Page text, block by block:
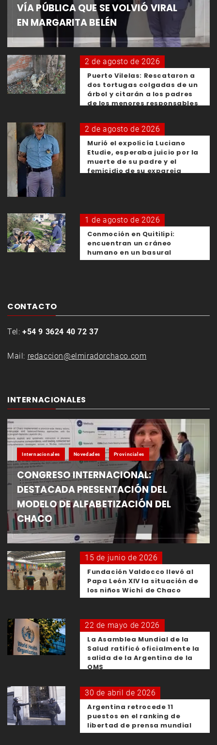
VÍA PÚBLICA QUE SE VOLVIÓ VIRAL
EN MARGARITA BELÉN
2 de agosto de 2026
Puerto Vilelas: Rescataron a
dos tortugas colgadas de un
árbol y citarán a los padres
de los menores responsables
2 de agosto de 2026
Murió el expolicía Luciano
Etudie, esperaba juicio por la
muerte de su padre y el
femicidio de su expareja
1 de agosto de 2026
Conmoción en Quitilipi:
encuentran un cráneo
humano en un basural
CONTACTO
Tel: +54 9 3624 40 72 37
Mail: redaccion@elmiradorchaco.com
INTERNACIONALES
Internacionales Novedades Provinciales
CONGRESO INTERNACIONAL:
DESTACADA PRESENTACIÓN DEL
MODELO DE ALFABETIZACIÓN DEL
CHACO
15 de junio de 2026
Fundación Valdocco llevó al
Papa León XIV la situación de
los niños Wichí de Chaco
22 de mayo de 2026
La Asamblea Mundial de la
Salud ratificó oficialmente la
salida de la Argentina de la
OMS
30 de abril de 2026
Argentina retrocede 11
puestos en el ranking de
libertad de prensa mundial